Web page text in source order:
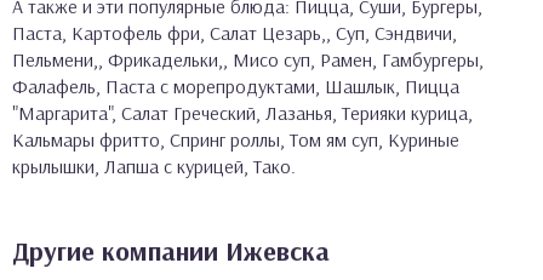
А также и эти популярные блюда: Пицца, Суши, Бургеры,
Паста, Картофель фри, Салат Цезарь,, Суп, Сэндвичи,
Пельмени,, Фрикадельки,, Мисо суп, Рамен, Гамбургеры,
Фалафель, Паста с морепродуктами, Шашлык, Пицца
"Маргарита", Салат Греческий, Лазанья, Терияки курица,
Кальмары фритто, Спринг роллы, Том ям суп, Куриные
крылышки, Лапша с курицей, Тако.
Другие компании Ижевска